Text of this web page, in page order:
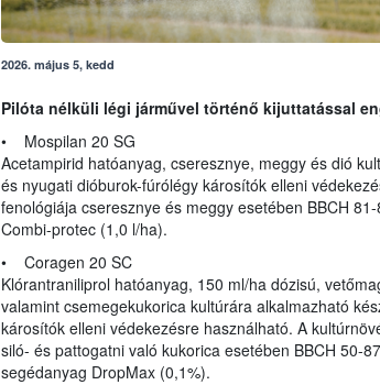
2026. május 5, kedd
Pilóta nélküli légi járművel történő kijuttatással
• Mospilan 20 SG
Acetampirid hatóanyag, cseresznye, meggy és dió
és nyugati dióburok-fúrólégy károsítók elleni
fenológiája cseresznye és meggy esetében BBCH
Combi-protec (1,0 l/ha).
• Coragen 20 SC
Klórantraniliprol hatóanyag, 150 ml/ha dózisú,
valamint csemegekukorica kultúrára alkalmazható
károsítók elleni védekezésre használható. A
siló- és pattogatni való kukorica esetében BBCH 50-
segédanyag DropMax (0,1%).